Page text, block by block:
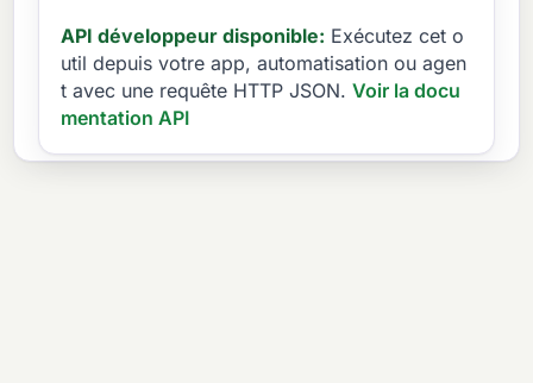
API développeur disponible: Exécutez cet o
util depuis votre app, automatisation ou agen
t avec une requête HTTP JSON. Voir la docu
mentation API